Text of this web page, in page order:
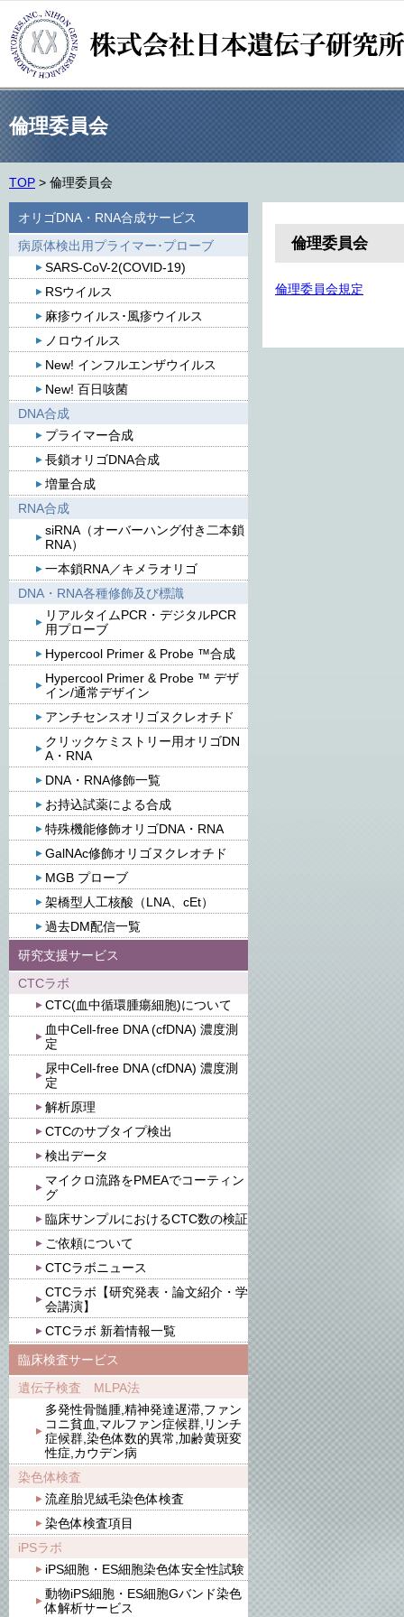
倫理委員会
TOP > 倫理委員会
オリゴDNA・RNA合成サービス
病原体検出用プライマー･プローブ
SARS-CoV-2(COVID-19)
RSウイルス
麻疹ウイルス･風疹ウイルス
ノロウイルス
New! インフルエンザウイルス
New! 百日咳菌
DNA合成
プライマー合成
長鎖オリゴDNA合成
増量合成
RNA合成
siRNA（オーバーハング付き二本鎖
RNA）
一本鎖RNA／キメラオリゴ
DNA・RNA各種修飾及び標識
リアルタイムPCR・デジタルPCR
用プローブ
Hypercool Primer & Probe ™合成
Hypercool Primer & Probe ™ デザ
イン/通常デザイン
アンチセンスオリゴヌクレオチド
クリックケミストリー用オリゴDN
A・RNA
DNA・RNA修飾一覧
お持込試薬による合成
特殊機能修飾オリゴDNA・RNA
GalNAc修飾オリゴヌクレオチド
MGB プローブ
架橋型人工核酸（LNA、cEt）
過去DM配信一覧
研究支援サービス
CTCラボ
CTC(血中循環腫瘍細胞)について
血中Cell-free DNA (cfDNA) 濃度測
定
尿中Cell-free DNA (cfDNA) 濃度測
定
解析原理
CTCのサブタイプ検出
検出データ
マイクロ流路をPMEAでコーティン
グ
臨床サンプルにおけるCTC数の検証
ご依頼について
CTCラボニュース
CTCラボ【研究発表・論文紹介・学
会講演】
CTCラボ 新着情報一覧
臨床検査サービス
遺伝子検査 MLPA法
多発性骨髄腫,精神発達遅滞,ファン
コニ貧血,マルファン症候群,リンチ
症候群,染色体数的異常,加齢黄斑変
性症,カウデン病
染色体検査
流産胎児絨毛染色体検査
染色体検査項目
iPSラボ
iPS細胞・ES細胞染色体安全性試験
動物iPS細胞・ES細胞Gバンド染色
体解析サービス
倫理委員会
倫理委員会規定